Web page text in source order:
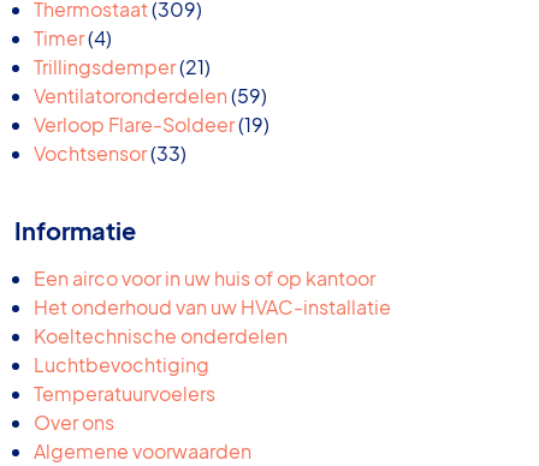
Thermostaat 309309
Timer 44
producten
Trillingsdemper 2121
producten
Ventilatoronderdelen 5959
producten
Verloop Flare-Soldeer 1919
Vochtsensor 3333
Informatie
Een airco voor in uw huis of op kantoor
Het onderhoud van uw HVAC-installatie
Koeltechnische onderdelen
Luchtbevochtiging
Temperatuurvoelers
Over ons
Algemene voorwaarden